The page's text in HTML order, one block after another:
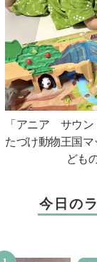
「アニア サウ
たづけ動物王国
ども
今日の